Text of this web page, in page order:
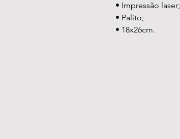
• Impressão laser;
• Palito;
• 18x26cm.